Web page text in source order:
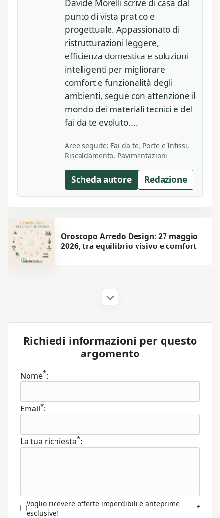
Davide Morelli scrive di casa dal
punto di vista pratico e
progettuale. Appassionato di
ristrutturazioni leggere,
efficienza domestica e soluzioni
intelligenti per migliorare
comfort e funzionalità degli
ambienti, segue con attenzione il
mondo dei materiali tecnici e del
fai da te evoluto....
Aree seguite: Fai da te, Porte e Infissi,
Riscaldamento, Pavimentazioni
Scheda autore Redazione
Oroscopo Arredo Design: 27 maggio
2026, tra equilibrio visivo e comfort
Richiedi informazioni per questo
argomento
Nome*:
Email*:
La tua richiesta*:
Voglio ricevere offerte imperdibili e anteprime
esclusive!
*